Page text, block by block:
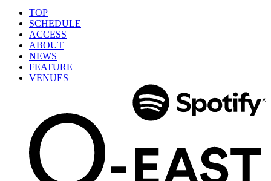
TOP
SCHEDULE
ACCESS
ABOUT
NEWS
FEATURE
VENUES